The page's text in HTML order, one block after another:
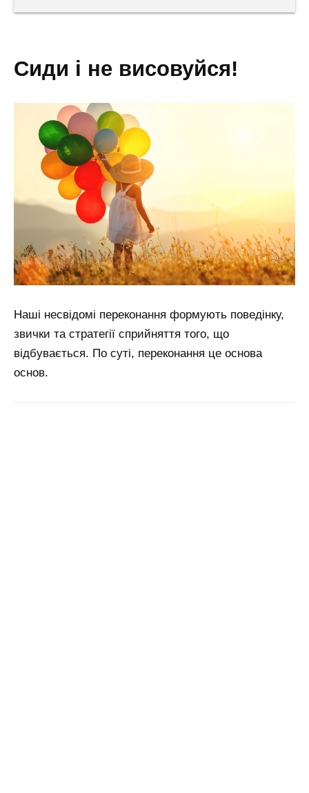
сиди і не висовуйся!
Наші несвідомі переконання формують поведінку,
звички та стратегії сприйняття того, що
відбувається. По суті, переконання це основа
основ.